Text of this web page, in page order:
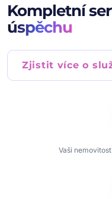
Kompletní
úspěchu
Zjistit více o
Vaši